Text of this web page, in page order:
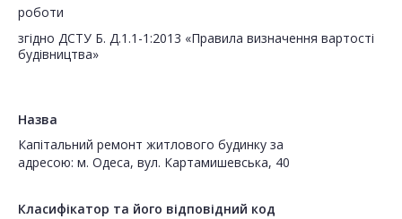
роботи
згідно ДСТУ Б. Д.1.1-1:2013 «Правила визначення вартості
будівництва»
Назва
Капітальний ремонт житлового будинку за
адресою: м. Одеса, вул. Картамишевська, 40
Класифікатор та його відповідний код